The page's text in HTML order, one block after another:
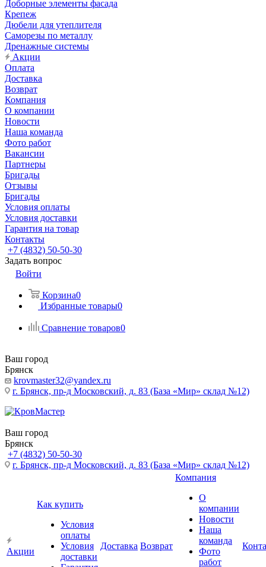
Доборные элементы фасада
Крепеж
Дюбели для утеплителя
Саморезы по металлу
Дренажные системы
Акции
Оплата
Доставка
Возврат
Компания
О компании
Новости
Наша команда
Фото работ
Вакансии
Партнеры
Бригады
Отзывы
Бригады
Условия оплаты
Условия доставки
Гарантия на товар
Контакты
+7 (4832) 50-50-30
Задать вопрос
Войти
Корзина0
Избранные товары0
Сравнение товаров0
Ваш город
Брянск
krovmaster32@yandex.ru
г. Брянск, пр-д Московский, д. 83 (База «Мир» склад №12)
Ваш город
Брянск
+7 (4832) 50-50-30
г. Брянск, пр-д Московский, д. 83 (База «Мир» склад №12)
Акции
Как купить
Условия
оплаты
Условия
доставки
Доставка Возврат
Компания
О
компании
Новости
Наша
команда
Фото
работ